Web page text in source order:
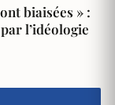
biaisées » :
l’idéologie